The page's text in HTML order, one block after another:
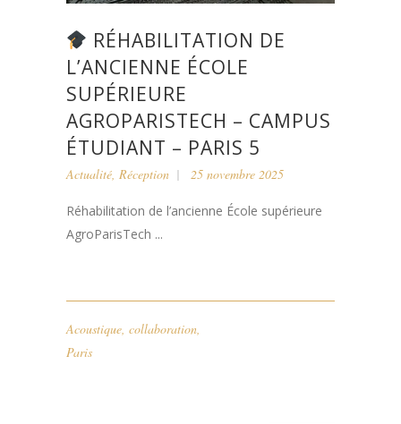
RÉHABILITATION DE
L’ANCIENNE ÉCOLE
SUPÉRIEURE
AGROPARISTECH – CAMPUS
ÉTUDIANT – PARIS 5
Actualité Réception 25 novembre 2025
Réhabilitation de l’ancienne École supérieure
AgroParisTech ...
Acoustique collaboration
Paris